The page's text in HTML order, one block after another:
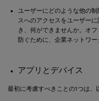
ユーザーにどのような他の
スへのアクセスをユーザー
き、何ができませんか。オ
防ぐために、企業ネットワー
アプリとデバイス
最初に考慮すべきことの1つは、